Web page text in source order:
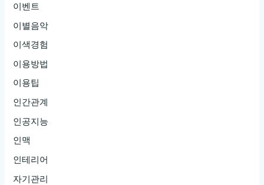
이벤트
이별음악
이색경험
이용방법
이용팁
인간관계
인공지능
인맥
인테리어
자기관리